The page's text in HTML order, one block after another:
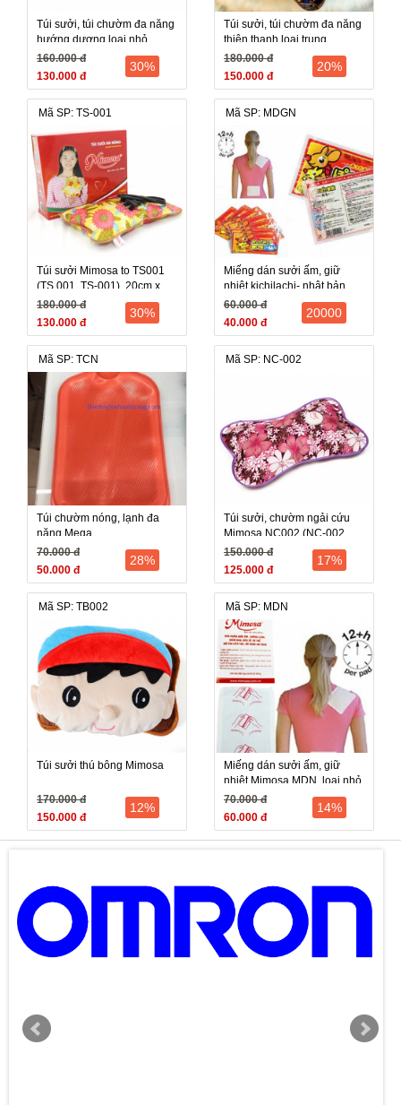
Túi sưởi, túi chườm đa năng
hướng dương loại nhỏ
20x25cm
160.000 đ
130.000 đ
30%
Túi sưởi, túi chườm đa năng
thiên thanh loại trung
30x20cm
180.000 đ
150.000 đ
20%
Mã SP: TS-001
Túi sưởi Mimosa to TS001
(TS 001, TS-001), 20cm x
30cm, giảm đau, thư giãn
180.000 đ
130.000 đ
30%
Mã SP: MDGN
Miếng dán sưởi ấm, giữ
nhiệt kichilachi- nhật bản
60.000 đ
40.000 đ
20000
Mã SP: TCN
Túi chườm nóng, lạnh đa
năng Mega
70.000 đ
50.000 đ
28%
Mã SP: NC-002
Túi sưởi, chườm ngải cứu
Mimosa NC002 (NC-002,
NC 002), 18cm x 27cm, Sưởi
ấm, Giảm đau, Thư giãn
150.000 đ
125.000 đ
17%
Mã SP: TB002
Túi sưởi thú bông Mimosa
170.000 đ
150.000 đ
12%
Mã SP: MDN
Miếng dán sưởi ấm, giữ
nhiệt Mimosa MDN, loại nhỏ,
9x7cm x 05 miếng
70.000 đ
60.000 đ
14%